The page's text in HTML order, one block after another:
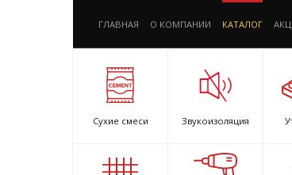
ГЛАВНАЯ О КОМПАНИИ КАТАЛОГ
Сухие смеси Звукоизоляция